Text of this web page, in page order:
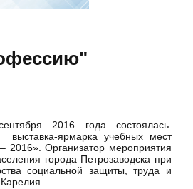
2016 года состоялась
выставка-ярмарка учебных мест
2016». Организатор мероприятия
города Петрозаводска при
социальной защиты, труда и